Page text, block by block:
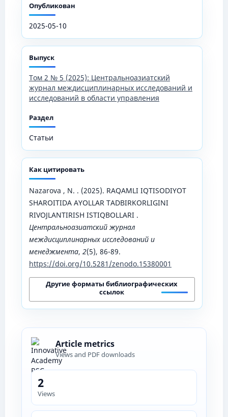
Опубликован
2025-05-10
Выпуск
Том 2 № 5 (2025): Центральноазиатский
журнал междисциплинарных исследований и
исследований в области управления
Раздел
Статьи
Как цитировать
Nazarova , N. . (2025). RAQAMLI IQTISODIYOT
SHAROITIDA AYOLLAR TADBIRKORLIGINI
RIVOJLANTIRISH ISTIQBOLLARI .
Центральноазиатский журнал
междисциплинарных исследований и
менеджмента, 2(5), 86-89.
https://doi.org/10.5281/zenodo.15380001
Другие форматы библиографических
ссылок
Article metrics
Views and PDF downloads
2
Views